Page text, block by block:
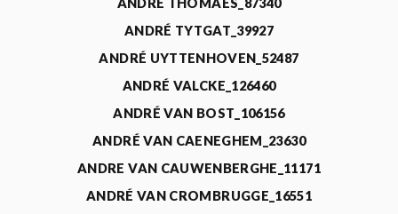
ANDRÉ THOMAES_87340
ANDRÉ TYTGAT_39927
ANDRÉ UYTTENHOVEN_52487
ANDRÉ VALCKE_126460
ANDRÉ VAN BOST_106156
ANDRÉ VAN CAENEGHEM_23630
ANDRE VAN CAUWENBERGHE_11171
ANDRÉ VAN CROMBRUGGE_16551